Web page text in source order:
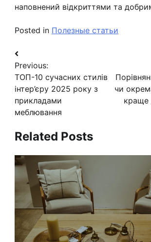
наповнений відкриттями та
Posted in Полезные статьи
Навигация
по
записям
Previous:
ТОП-10 сучасних стилів
інтер’єру 2025 року з
прикладами
меблювання
чи
краще
Related Posts